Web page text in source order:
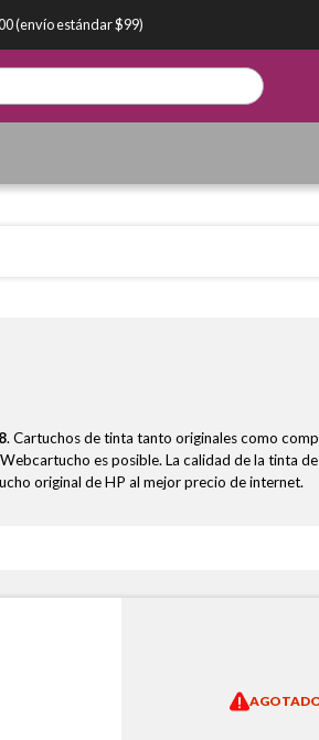
(envío estándar $99)
. Cartuchos de tinta tanto originales como
es posible. La calidad de la tinta
original de HP al mejor precio de internet.